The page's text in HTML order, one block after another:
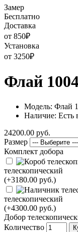
Замер
Бесплатно
Доставка
от 850₽
Установка
от 3250₽
Флай
Модель: Флай
Наличие: Есть
24200.00 руб.
Размер
Комплект добора
телескопический
(+3180.00 руб.)
телескопический
(+4300.00 руб.)
Добор
Количество